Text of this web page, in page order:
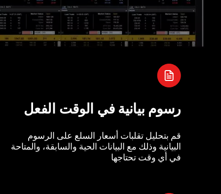
رسوم بيانية في الوقت الفعل
قم بتحليل تقلبات أسعار السلع على الرسوم
البيانية وذلك مع البيانات الحية والسابقة، والمتاحة
في أي وقت تحتاجها